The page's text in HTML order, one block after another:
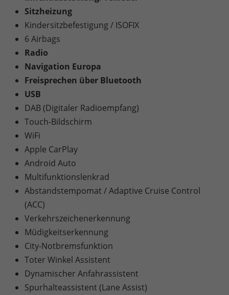
Sitzheizung
Kindersitzbefestigung / ISOFIX
6 Airbags
Radio
Navigation Europa
Freisprechen über Bluetooth
USB
DAB (Digitaler Radioempfang)
Touch-Bildschirm
WiFi
Apple CarPlay
Android Auto
Multifunktionslenkrad
Abstandstempomat / Adaptive Cruise Control
(ACC)
Verkehrszeichenerkennung
Müdigkeitserkennung
City-Notbremsfunktion
Toter Winkel Assistent
Dynamischer Anfahrassistent
Spurhalteassistent (Lane Assist)